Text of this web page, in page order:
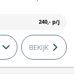
240,- p/j
BEKIJK